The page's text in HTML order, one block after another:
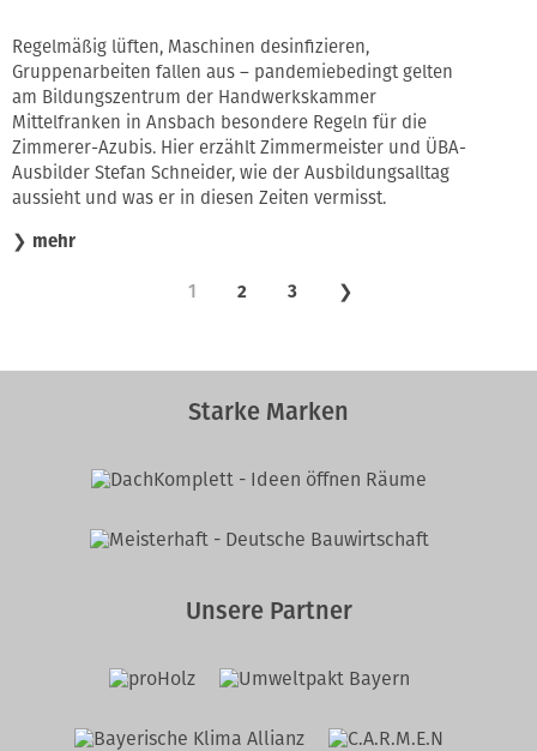
Regelmäßig lüften, Maschinen desinfizieren,
Gruppenarbeiten fallen aus – pandemiebedingt gelten
am Bildungszentrum der Handwerkskammer
Mittelfranken in Ansbach besondere Regeln für die
Zimmerer-Azubis. Hier erzählt Zimmermeister und ÜBA-
Ausbilder Stefan Schneider, wie der Ausbildungsalltag
aussieht und was er in diesen Zeiten vermisst.
❯ mehr
1 2 3 ❯
Starke Marken
Unsere Partner